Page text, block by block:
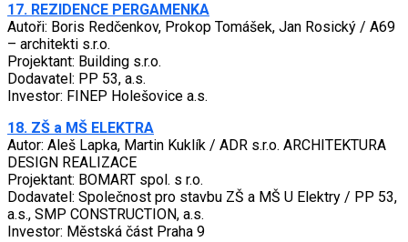
17. REZIDENCE PERGAMENKA
Autoři: Boris Redčenkov, Prokop Tomášek, Jan Rosický / A69
– architekti s.r.o.
Projektant: Building s.r.o.
Dodavatel: PP 53, a.s.
Investor: FINEP Holešovice a.s.
18. ZŠ a MŠ ELEKTRA
Autor: Aleš Lapka, Martin Kuklík / ADR s.r.o. ARCHITEKTURA
DESIGN REALIZACE
Projektant: BOMART spol. s r.o.
Dodavatel: Společnost pro stavbu ZŠ a MŠ U Elektry / PP 53,
a.s., SMP CONSTRUCTION, a.s.
Investor: Městská část Praha 9